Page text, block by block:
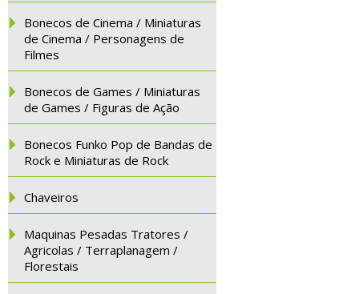
Bonecos de Cinema / Miniaturas
de Cinema / Personagens de
Filmes
Bonecos de Games / Miniaturas
de Games / Figuras de Ação
Bonecos Funko Pop de Bandas de
Rock e Miniaturas de Rock
Chaveiros
Maquinas Pesadas Tratores /
Agricolas / Terraplanagem /
Florestais